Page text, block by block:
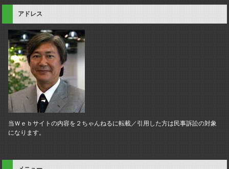
アドレス
当Ｗｅｂサイトの内容を２ちゃんねるに転載／引用した方は民事訴訟の対象
になります。